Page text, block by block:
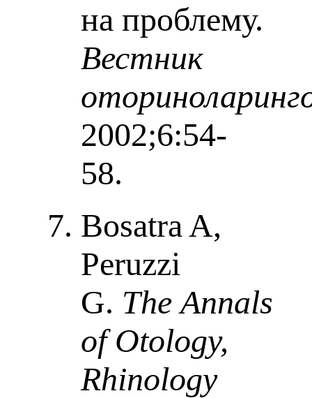
на проблему.
Вестник
2002;6:54-
58.
Bosatra A,
Peruzzi
G. The Annals
of Otology,
Rhinology